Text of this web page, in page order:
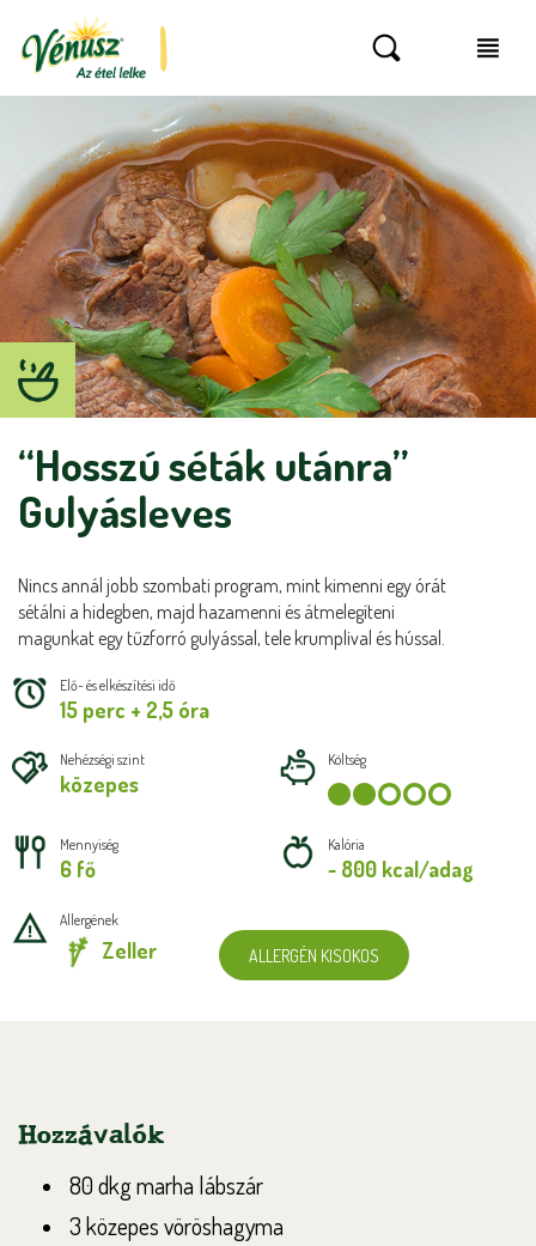
“Hosszú séták utánra”
Gulyásleves
Nincs annál jobb szombati program, mint kimenni egy órát
sétálni a hidegben, majd hazamenni és átmelegíteni
magunkat egy tűzforró gulyással, tele krumplival és hússal.
Elő- és elkészítési idő
15 perc + 2,5 óra
Nehézségi szint
közepes
Költség
Mennyiség
6 fő
Kalória
~ 800 kcal/adag
Allergének
Zeller ALLERGÉN KISOKOS
Hozzávalók
80 dkg marha lábszár
3 közepes vöröshagyma